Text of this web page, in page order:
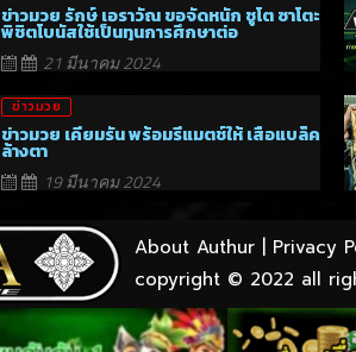
ข่าวมวย รักษ์ เอราวัณ ขอจัดหนัก ชูโต ซาโตะ
พิชิตโบนัสใช้เป็นทุนการศึกษาต่อ
21 มีนาคม 2024
ข่าวมวย
ข่าวมวย เคียมรัน พร้อมรีแมตช์ให้ เสือแบล็ค
ล้างตา
19 มีนาคม 2024
About Authur| Privacy
copyright © 2022 all